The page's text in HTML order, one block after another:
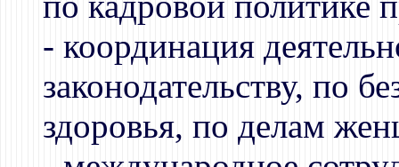
- координация
законодательству, по
здоровья, по делам